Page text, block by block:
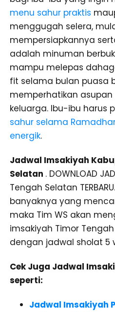
menu sahur praktis
menggugah selera,
mempersiapkannya
adalah minuman
mampu melepas
fit selama bulan puasa
memperhatikan
keluarga. Ibu-ibu harus
sahur selama
energik.
Jadwal Imsakiyah
Selatan . DOWNLOAD
Tengah Selatan
banyaknya yang
maka Tim WS akan
imsakiyah Timor
dengan jadwal sholat 5
Cek Juga Jadwal
seperti:
Jadwal Imsakiyah